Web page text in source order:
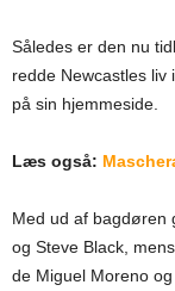
Således er den nu
redde Newcastles
på sin hjemmeside.
Læs også:
Med ud af bagdøren
og Steve Black,
de Miguel Moreno